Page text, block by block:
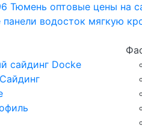
Тюмень оптовые цены на
водосток мягкую
сайдинг Docke